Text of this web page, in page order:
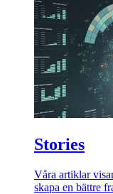
Stories
Våra artiklar
skapa en bättre